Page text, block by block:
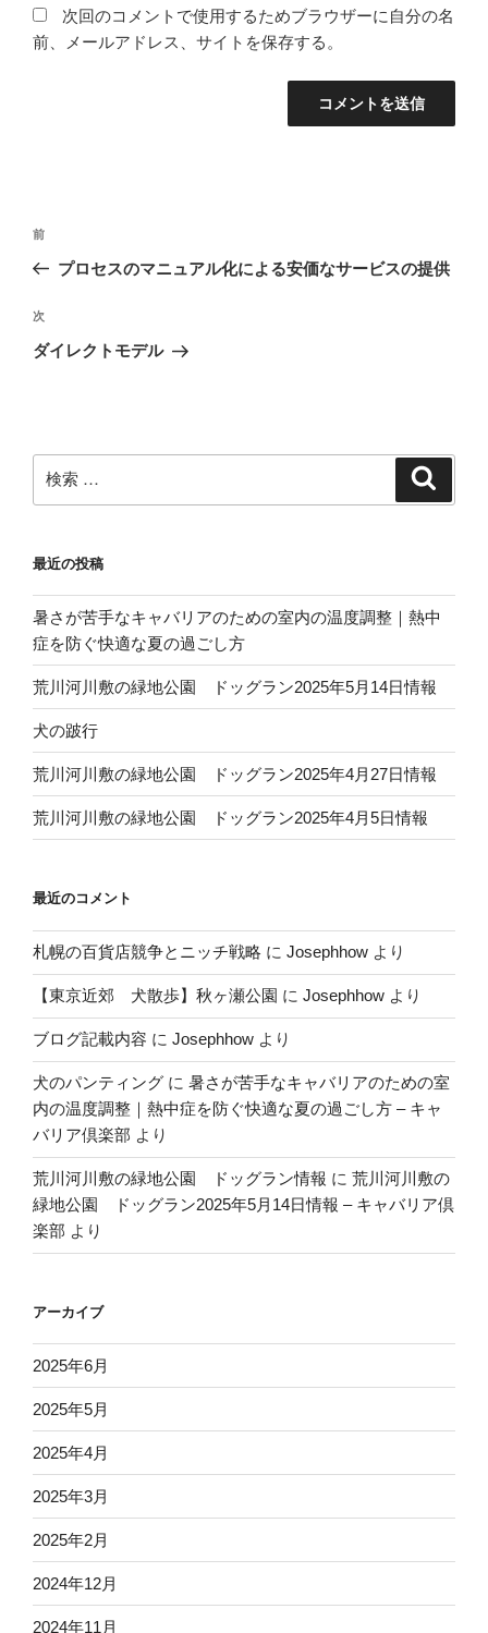
次回のコメントで使用するためブラウザーに自分の名
前、メールアドレス、サイトを保存する。
投
ビ
ゲ
ン
過
去
投
稿
前
プロセスのマニュアル化による安価なサービスの提供
次
の
次
ダイレクトモデル
索:
最近の投稿
暑さが苦手なキャバリアのための室内の温度調整｜熱中
症を防ぐ快適な夏の過ごし方
荒川河川敷の緑地公園 ドッグラン2025年5月14日情報
犬の跛行
荒川河川敷の緑地公園 ドッグラン2025年4月27日情報
荒川河川敷の緑地公園 ドッグラン2025年4月5日情報
最近のコメント
札幌の百貨店競争とニッチ戦略 に Josephhow より
【東京近郊 犬散歩】秋ヶ瀬公園 に Josephhow より
ブログ記載内容 に Josephhow より
犬のパンティング に 暑さが苦手なキャバリアのための室
内の温度調整｜熱中症を防ぐ快適な夏の過ごし方 – キャ
バリア倶楽部 より
荒川河川敷の緑地公園 ドッグラン情報 に 荒川河川敷の
緑地公園 ドッグラン2025年5月14日情報 – キャバリア倶
楽部 より
アーカイブ
2025年6月
2025年5月
2025年4月
2025年3月
2025年2月
2024年12月
2024年11月